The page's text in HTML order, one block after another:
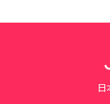
日